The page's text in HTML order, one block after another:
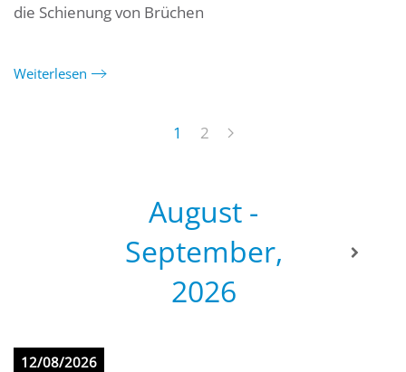
die Schienung von Brüchen
Weiterlesen
1 2
August -
September,
2026
12/08/2026